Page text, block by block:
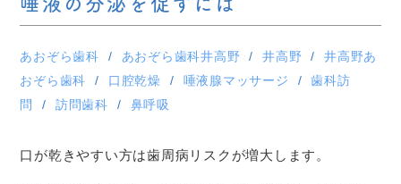
あおぞら歯科 あおぞら歯科井高野 井高野
井高野あ
おぞら歯科
口腔乾燥 唾液腺マッサージ
歯科訪
問
訪問歯科 鼻呼吸
口が乾きやすい方は歯周病リスクが増大します。